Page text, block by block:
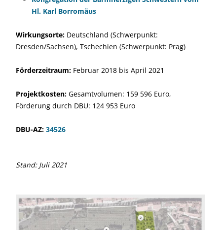
Hl. Karl Borromäus
Wirkungsorte: Deutschland (Schwerpunkt:
Dresden/Sachsen), Tschechien (Schwerpunkt: Prag)
Förderzeitraum: Februar 2018 bis April 2021
Projektkosten: Gesamtvolumen: 159 596 Euro,
Förderung durch DBU: 124 953 Euro
DBU-AZ: 34526
Stand: Juli 2021